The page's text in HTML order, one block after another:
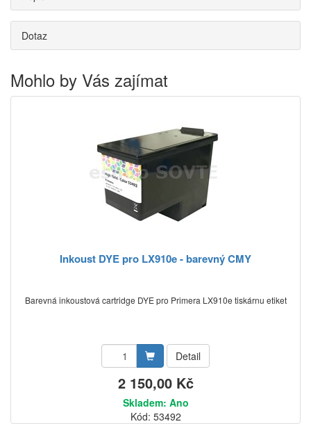
Dotaz
Mohlo by Vás zajímat
Inkoust DYE pro LX910e - barevný CMY
Barevná inkoustová cartridge DYE pro Primera LX910e tiskárnu etiket
Detail
2 150,00 Kč
Skladem: Ano
Kód: 53492